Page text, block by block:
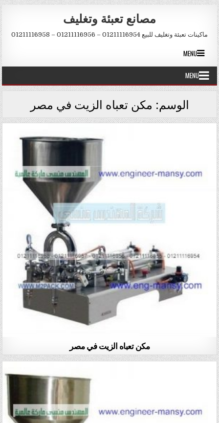
Skip to content
مصانع تعبئة وتغليف
ماكينات تعبئة وتغليف للبيع 01211116954 – 01211116956 – 01211116958
MENU
MENU
الوسم: مكن تعباه الزيت في مصر
مكن تعباه الزيت في مصر